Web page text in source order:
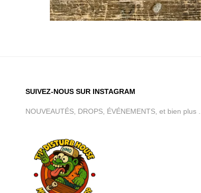
SUIVEZ-NOUS SUR INSTAGRAM
NOUVEAUTÉS, DROPS, ÉVÉNEMENTS, et bien plus ...